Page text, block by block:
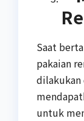
Saat
pakaian
dilakukan
untuk